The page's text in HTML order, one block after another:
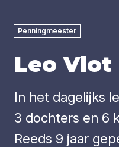
Penningmeester
Leo Vlot
In het dagelijks
3 dochters en 6
Reeds 9 jaar